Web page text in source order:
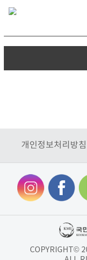
개인정보처리방침
COPYRIGHT©